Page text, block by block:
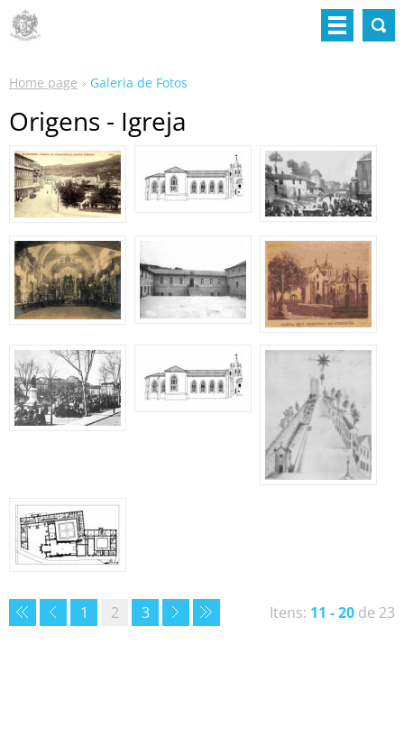
Home page Galeria de Fotos
Origens - Igreja
Itens: 11 - 20 de 23
1 2 3